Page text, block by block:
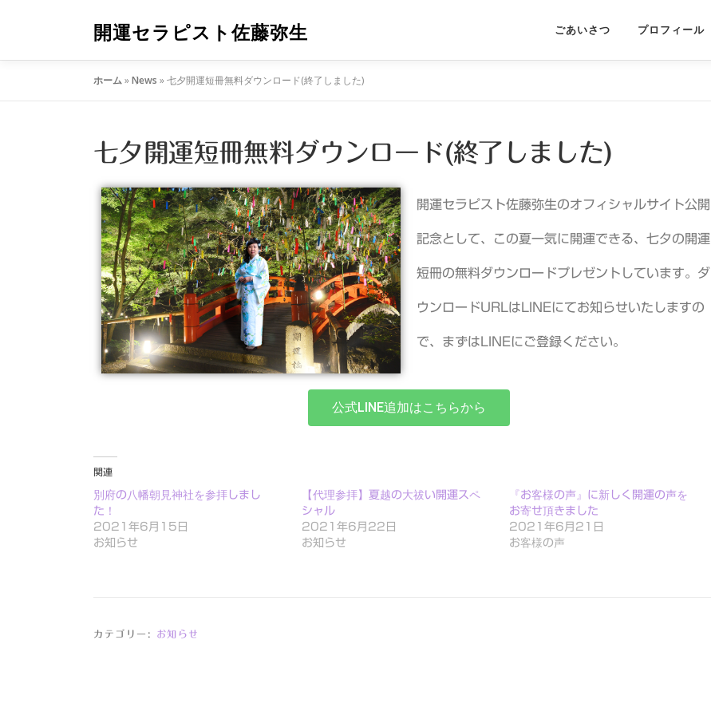
開運セラピスト佐藤弥生 ごあいさつ プロフィール
ホーム»News »七夕開運短冊無料ダウンロード(終了しました)
七夕開運短冊無料ダウンロード(終了しました)
開運セラピスト佐藤弥生のオフィシャルサイト公開
記念として、この夏一気に開運できる、七夕の開運
短冊の無料ダウンロードプレゼントしています。ダ
ウンロードURLはLINEにてお知らせいたしますの
で、まずはLINEにご登録ください。
公式LINE追加はこちらから
関連
別府の八幡朝見神社を参拝しまし
た！
2021年6月15日
お知らせ
【代理参拝】夏越の大祓い開運スペ
シャル
2021年6月22日
お知らせ
『お客様の声』に新しく開運の声を
お寄せ頂きました
2021年6月21日
お客様の声
カテゴリー: お知らせ